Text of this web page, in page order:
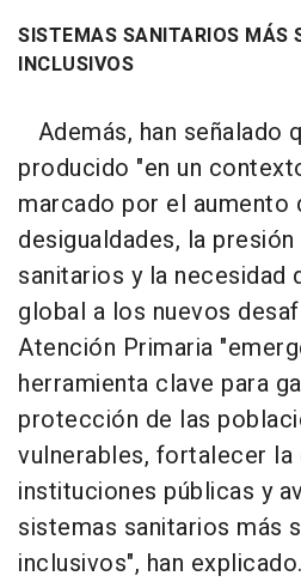
SISTEMAS SANITARIOS MÁS
INCLUSIVOS
Además, han señalado
producido "en un
marcado por el aumento
desigualdades, la
sanitarios y la necesidad
global a los nuevos
Atención Primaria
herramienta clave para
protección de las
vulnerables, fortalecer la
instituciones públicas y
sistemas sanitarios más
inclusivos", han explicado.